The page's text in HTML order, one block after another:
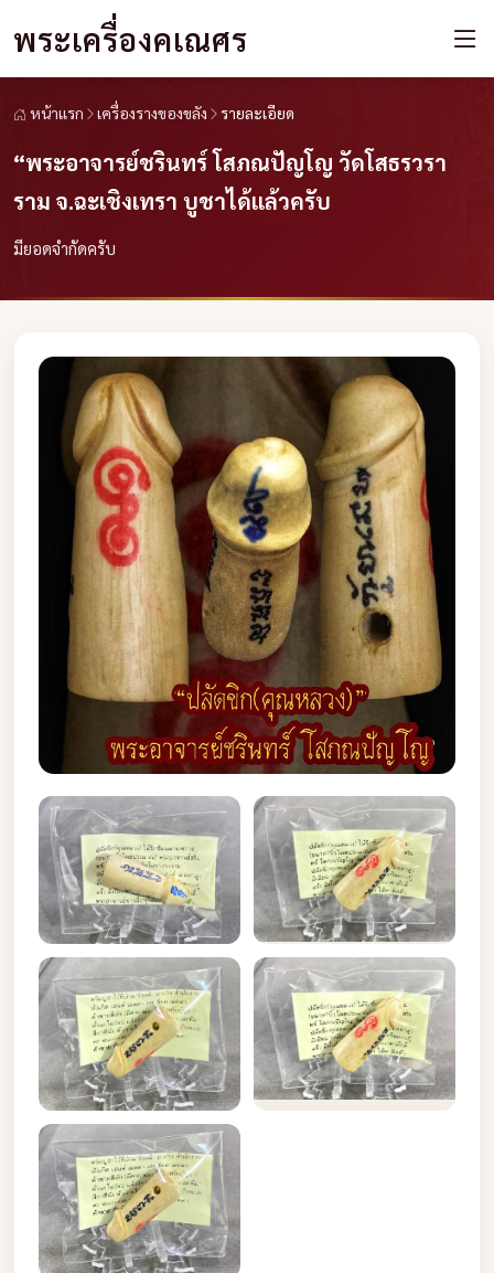
พระเครื่องคเณศร
หน้าแรก เครื่องรางของขลัง รายละเอียด
“พระอาจารย์ชรินทร์ โสภณปัญโญ วัดโสธรวรา
ราม จ.ฉะเชิงเทรา บูชาได้แล้วครับ
มียอดจำกัดครับ